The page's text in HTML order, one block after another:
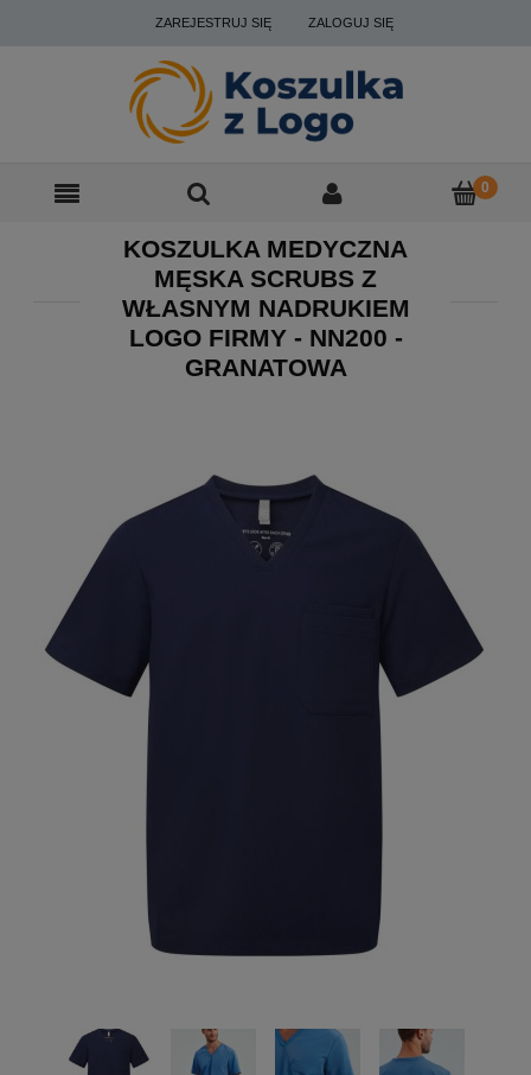
ZAREJESTRUJ SIĘ ZALOGUJ SIĘ
KOSZULKA MEDYCZNA
MĘSKA SCRUBS Z
WŁASNYM NADRUKIEM
LOGO FIRMY - NN200 -
GRANATOWA